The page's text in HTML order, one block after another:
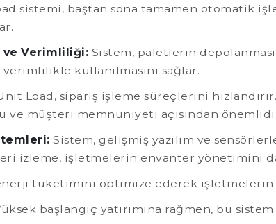
sistemi, baştan sona tamamen otomatik
ve Verimliliği: Sistem, paletlerin
kullanılmasını sağlar.
Load, sipariş işleme süreçlerini
ve müşteri memnuniyeti açısından
Sistem, gelişmiş yazılım ve
izleme, işletmelerin envanter yönetimini
tüketimini optimize ederek
başlangıç yatırımına rağmen, bu